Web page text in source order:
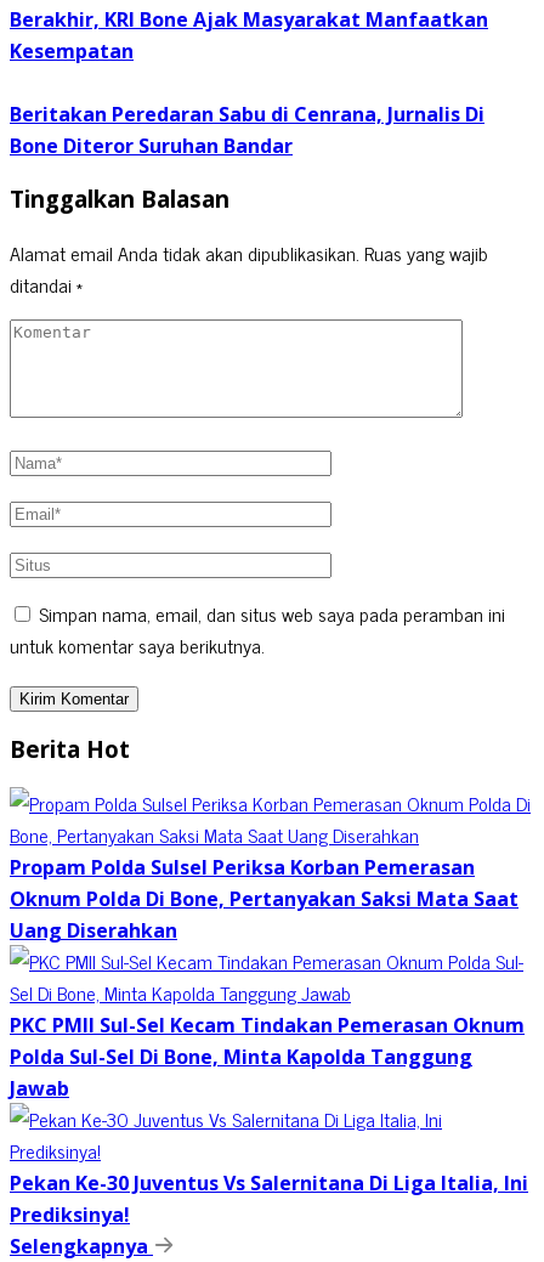
Berakhir, KRI Bone Ajak Masyarakat Manfaatkan
Kesempatan
Beritakan Peredaran Sabu di Cenrana, Jurnalis Di
Bone Diteror Suruhan Bandar
Tinggalkan Balasan
Alamat email Anda tidak akan dipublikasikan.Ruas yang wajib
ditandai*
Simpan nama, email, dan situs web saya pada peramban ini
untuk komentar saya berikutnya.
Berita Hot
Propam Polda Sulsel Periksa Korban Pemerasan
Oknum Polda Di Bone, Pertanyakan Saksi Mata Saat
Uang Diserahkan
PKC PMII Sul-Sel Kecam Tindakan Pemerasan Oknum
Polda Sul-Sel Di Bone, Minta Kapolda Tanggung
Jawab
Pekan Ke-30 Juventus Vs Salernitana Di Liga Italia, Ini
Prediksinya!
Selengkapnya